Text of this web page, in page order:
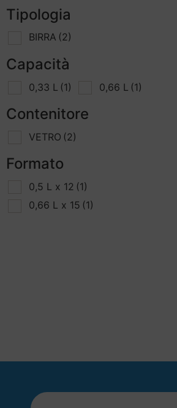
Tipologia
BIRRA (2)
Capacità
0,33 L (1) 0,66 L (1)
Contenitore
VETRO (2)
Formato
0,5 L x 12 (1)
0,66 L x 15 (1)